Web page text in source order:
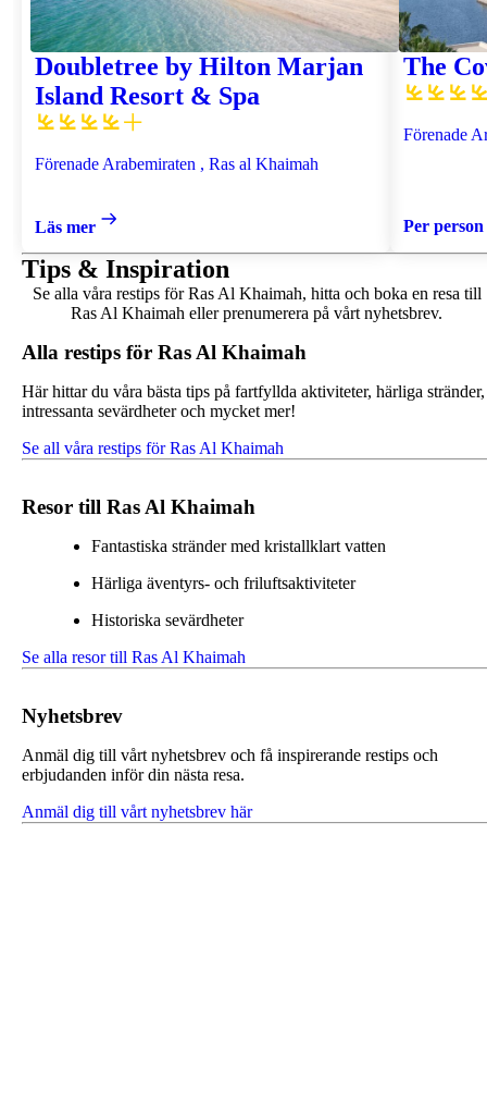
Doubletree by Hilton Marjan
Island Resort & Spa
Förenade Arabemiraten , Ras al Khaimah
Läs mer
The
Förenade
Per
Tips & Inspiration
Se alla våra restips för Ras Al Khaimah, hitta och boka en resa till
Ras Al Khaimah eller prenumerera på vårt nyhetsbrev.
Alla restips för Ras Al Khaimah
Här hittar du våra bästa tips på fartfyllda aktiviteter, härliga stränder,
intressanta sevärdheter och mycket mer!
Se all våra restips för Ras Al Khaimah
Resor till Ras Al Khaimah
Fantastiska stränder med kristallklart vatten
Härliga äventyrs- och friluftsaktiviteter
Historiska sevärdheter
Se alla resor till Ras Al Khaimah
Nyhetsbrev
Anmäl dig till vårt nyhetsbrev och få inspirerande restips och
erbjudanden inför din nästa resa.
Anmäl dig till vårt nyhetsbrev här